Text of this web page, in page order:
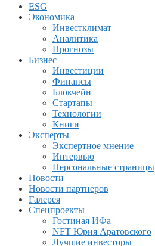
ESG
Экономика
Инвестклимат
Аналитика
Прогнозы
Бизнес
Инвестиции
Финансы
Блокчейн
Стартапы
Технологии
Книги
Эксперты
Экспертное мнение
Интервью
Персональные страницы
Новости
Новости партнеров
Галерея
Спецпроекты
Гостиная ИФа
NFT Юрия Аратовского
Лучшие инвесторы